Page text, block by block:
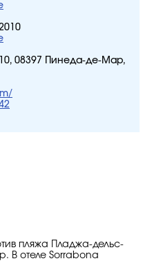
08397 Пинеда-де-Мар,
пляжа Пладжа-дельс-
В отеле Sorrabona